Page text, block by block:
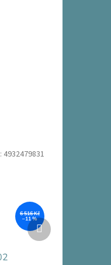
6 516 Kč
–11 %
4932479831
Další
produkt